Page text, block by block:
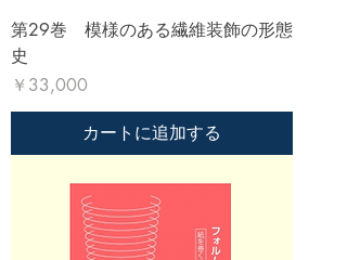
第29巻 模様のある繊維装飾の形態
史
価格
￥33,000
カートに追加する